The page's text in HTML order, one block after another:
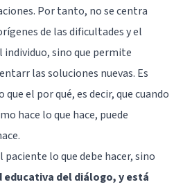
Por tanto, no se centra
de las dificultades y el
individuo, sino que permite
las soluciones nuevas. Es
el por qué, es decir, que cuando
hace lo que hace, puede
lo que debe hacer, sino
educativa del diálogo, y está